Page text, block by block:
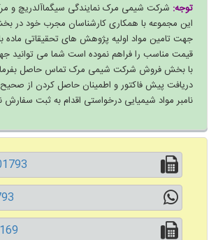
توجه: شرکت شیمی مرک نمایندگی سیگماآلدریچ و
این مجموعه با همکاری کارشناسان مجرب خود در
جهت تامین مواد اولیه پژوهش های تحقیقاتی ماده
قیمت مناسب را فراهم نموده است شما می توانید
با بخش فروش شرکت شیمی مرک تماس حاصل
نامبر مواد شیمیایی درخواستی اقدام به ثبت سفارش